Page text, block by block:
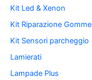
Kit Led & Xenon
Kit Riparazione Gomme
Kit Sensori parcheggio
Lamierati
Lampade Plus